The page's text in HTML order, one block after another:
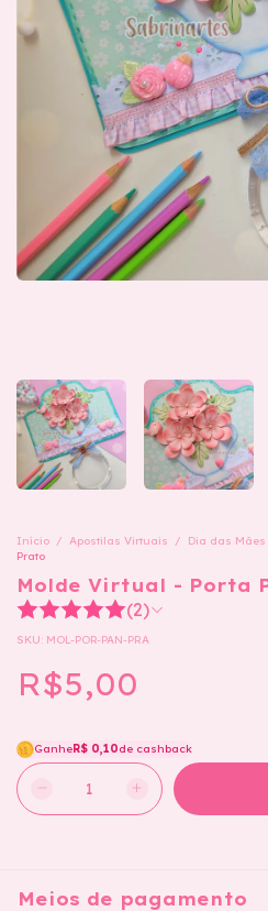
Início / Apostilas Virtuais / Dia das Mães
Prato
Molde Virtual - Porta
(2)
SKU: MOL-POR-PAN-PRA
R$5,00
GanheR$ 0,10de cashback
Meios de pagamento